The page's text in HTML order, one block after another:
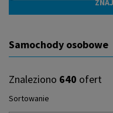
Samochody osobowe
Znaleziono 640 ofert
Sortowanie